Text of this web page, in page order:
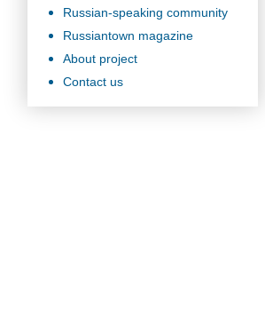
Russian-speaking community
Russiantown magazine
About project
Contact us